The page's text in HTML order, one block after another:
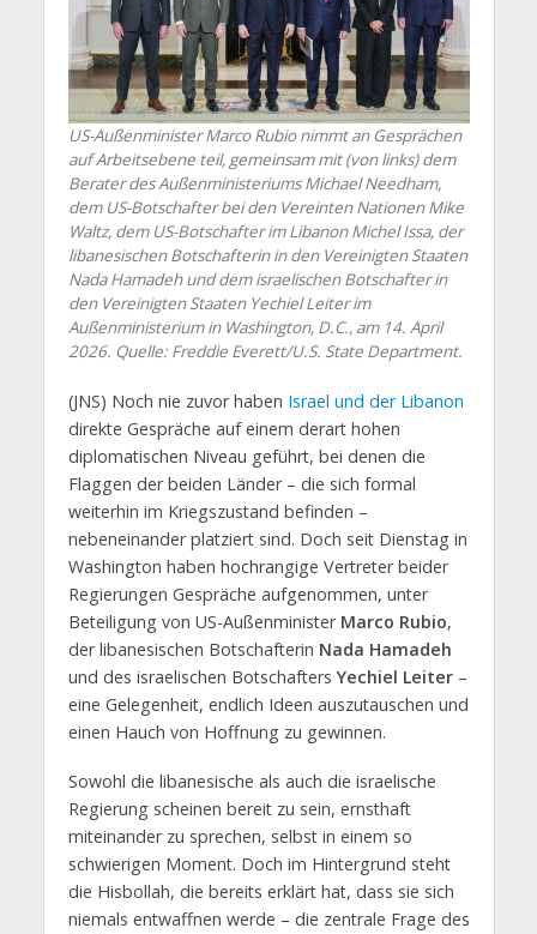
US-Außenminister Marco Rubio nimmt an Gesprächen
auf Arbeitsebene teil, gemeinsam mit (von links) dem
Berater des Außenministeriums Michael Needham,
dem US-Botschafter bei den Vereinten Nationen Mike
Waltz, dem US-Botschafter im Libanon Michel Issa, der
libanesischen Botschafterin in den Vereinigten Staaten
Nada Hamadeh und dem israelischen Botschafter in
den Vereinigten Staaten Yechiel Leiter im
Außenministerium in Washington, D.C., am 14. April
2026. Quelle: Freddie Everett/U.S. State Department.
(JNS) Noch nie zuvor haben Israel und der Libanon
direkte Gespräche auf einem derart hohen
diplomatischen Niveau geführt, bei denen die
Flaggen der beiden Länder – die sich formal
weiterhin im Kriegszustand befinden –
nebeneinander platziert sind. Doch seit Dienstag in
Washington haben hochrangige Vertreter beider
Regierungen Gespräche aufgenommen, unter
Beteiligung von US-Außenminister Marco Rubio,
der libanesischen Botschafterin Nada Hamadeh
und des israelischen BotschaftersYechiel Leiter–
eine Gelegenheit, endlich Ideen auszutauschen und
einen Hauch von Hoffnung zu gewinnen.
Sowohl die libanesische als auch die israelische
Regierung scheinen bereit zu sein, ernsthaft
miteinander zu sprechen, selbst in einem so
schwierigen Moment. Doch im Hintergrund steht
die Hisbollah, die bereits erklärt hat, dass sie sich
niemals entwaffnen werde – die zentrale Frage des